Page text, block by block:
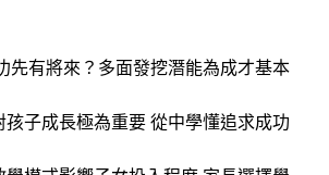
先有將來？多面發挖潛能為成才基本
孩子成長極為重要 從中學懂追求成功